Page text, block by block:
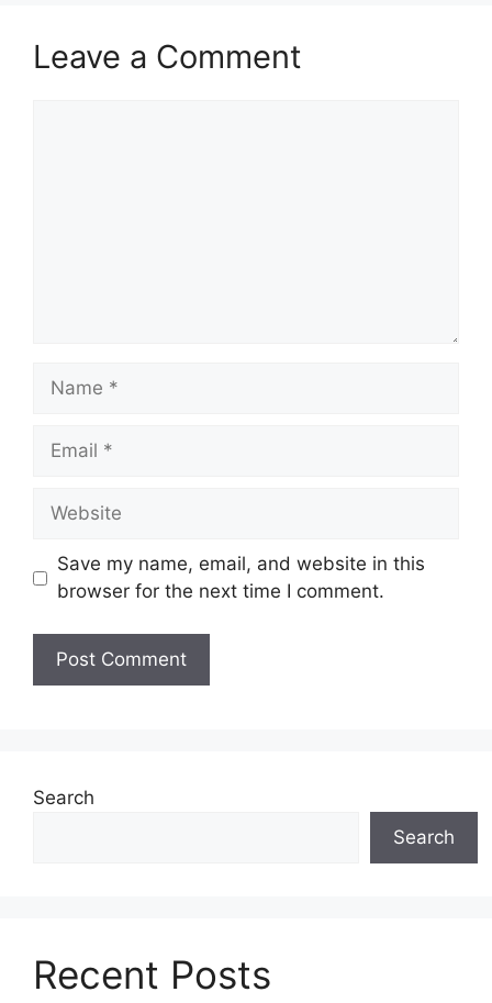
Leave a Comment
Name
Email
Website
Save my name, email, and website in this
browser for the next time I comment.
Search
Search
Recent Posts